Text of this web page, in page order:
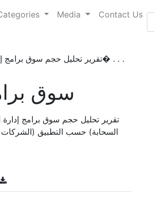
Media Contact Us
تقرير تحليل حجم سوق برامج إدارة المعاملات العقار� . . .
سوق
تقرير تحليل حجم سوق برامج إدارة